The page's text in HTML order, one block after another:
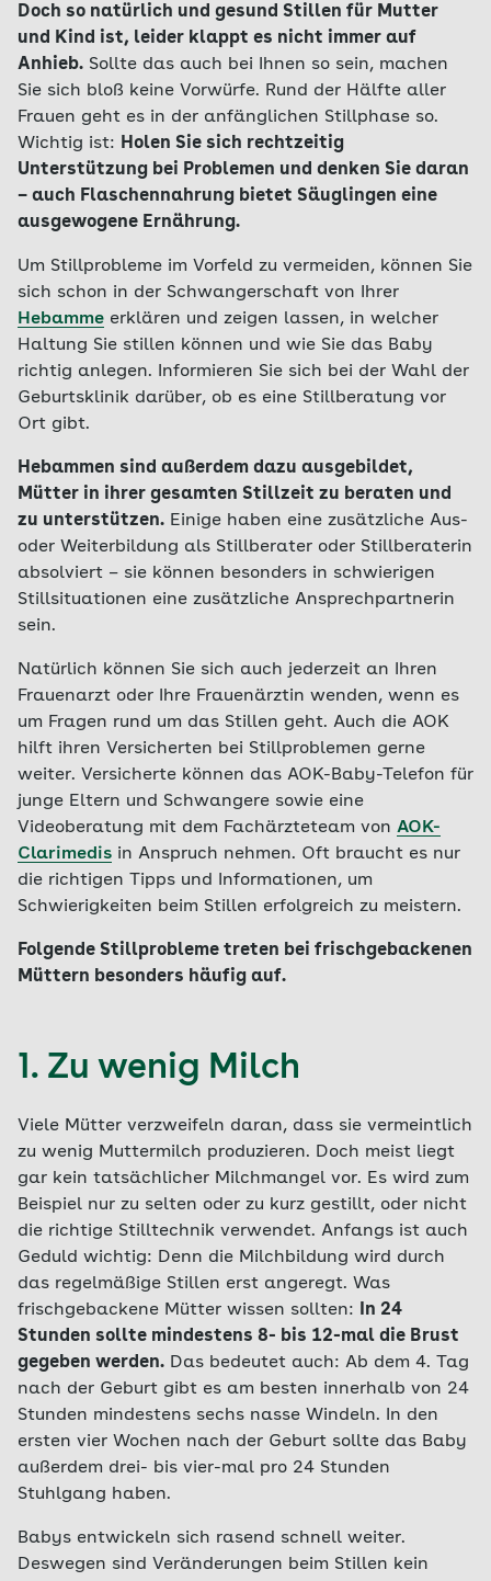
Doch so natürlich und gesund Stillen für Mutter
und Kind ist, leider klappt es nicht immer auf
Anhieb. Sollte das auch bei Ihnen so sein, machen
Sie sich bloß keine Vorwürfe. Rund der Hälfte aller
Frauen geht es in der anfänglichen Stillphase so.
Wichtig ist: Holen Sie sich rechtzeitig
Unterstützung bei Problemen und denken Sie daran
– auch Flaschennahrung bietet Säuglingen eine
ausgewogene Ernährung.
Um Stillprobleme im Vorfeld zu vermeiden, können Sie
sich schon in der Schwangerschaft von Ihrer
Hebamme erklären und zeigen lassen, in welcher
Haltung Sie stillen können und wie Sie das Baby
richtig anlegen. Informieren Sie sich bei der Wahl der
Geburtsklinik darüber, ob es eine Stillberatung vor
Ort gibt.
Hebammen sind außerdem dazu ausgebildet,
Mütter in ihrer gesamten Stillzeit zu beraten und
zu unterstützen. Einige haben eine zusätzliche Aus-
oder Weiterbildung als Stillberater oder Stillberaterin
absolviert – sie können besonders in schwierigen
Stillsituationen eine zusätzliche Ansprechpartnerin
sein.
Natürlich können Sie sich auch jederzeit an Ihren
Frauenarzt oder Ihre Frauenärztin wenden, wenn es
um Fragen rund um das Stillen geht. Auch die AOK
hilft ihren Versicherten bei Stillproblemen gerne
weiter. Versicherte können das AOK-Baby-Telefon für
junge Eltern und Schwangere sowie eine
Videoberatung mit dem Fachärzteteam von AOK-
Clarimedis in Anspruch nehmen. Oft braucht es nur
die richtigen Tipps und Informationen, um
Schwierigkeiten beim Stillen erfolgreich zu meistern.
Folgende Stillprobleme treten bei frischgebackenen
Müttern besonders häufig auf.
1. Zu wenig Milch
Viele Mütter verzweifeln daran, dass sie vermeintlich
zu wenig Muttermilch produzieren. Doch meist liegt
gar kein tatsächlicher Milchmangel vor. Es wird zum
Beispiel nur zu selten oder zu kurz gestillt, oder nicht
die richtige Stilltechnik verwendet. Anfangs ist auch
Geduld wichtig: Denn die Milchbildung wird durch
das regelmäßige Stillen erst angeregt. Was
frischgebackene Mütter wissen sollten:
In 24
Stunden sollte mindestens 8- bis 12-mal die Brust
gegeben werden. Das bedeutet auch: Ab dem 4. Tag
nach der Geburt gibt es am besten innerhalb von 24
Stunden mindestens sechs nasse Windeln. In den
ersten vier Wochen nach der Geburt sollte das Baby
außerdem drei- bis vier-mal pro 24 Stunden
Stuhlgang haben.
Babys entwickeln sich rasend schnell weiter.
Deswegen sind Veränderungen beim Stillen kein